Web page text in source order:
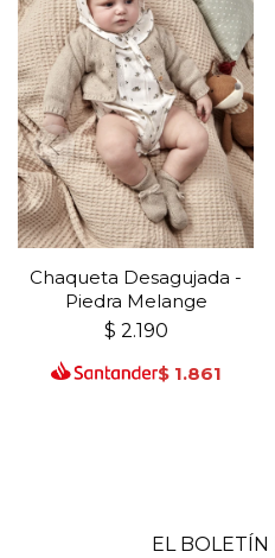
Chaqueta Desagujada -
Piedra Melange
$ 2.190
$ 1.861
EL BOLETÍN